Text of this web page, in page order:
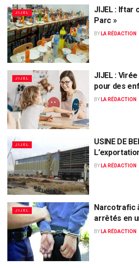
JIJEL
JIJEL : Iftar
Parc »
BY LA RÉDACTION
JIJEL
JIJEL :
pour des
BY LA RÉDACTION
JIJEL
USINE DE
BY LA RÉDACTION
JIJEL
Narcotrafic
arrêtés en
BY LA RÉDACTION